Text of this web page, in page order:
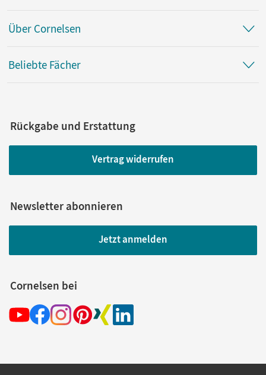
Über Cornelsen
Beliebte Fächer
Rückgabe und Erstattung
Vertrag widerrufen
Newsletter abonnieren
Jetzt anmelden
Cornelsen bei